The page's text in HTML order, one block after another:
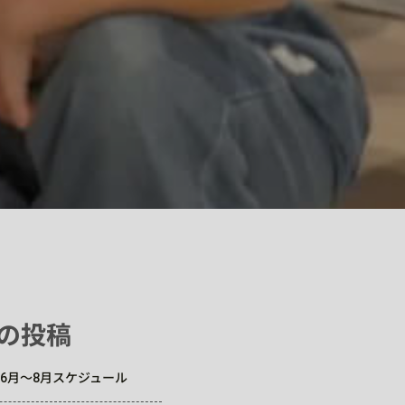
投稿
月～8月スケジュール